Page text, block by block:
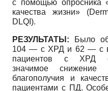
с помощью опросника
качества жизни»
DLQI).
РЕЗУЛЬТАТЫ: Было
104 — с ХРД и 62 — с
пациентов с ХРД
значимое снижение
благополучия и
пациентами с ПД.